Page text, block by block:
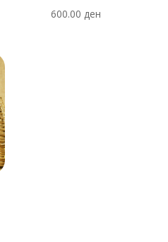
600.00 ден